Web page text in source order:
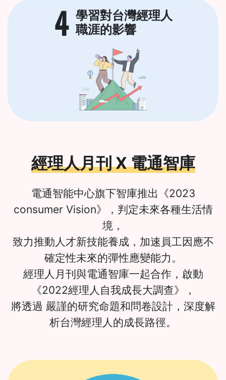
4 學習對台灣經理人
職涯的影響
經理人月刊 X 電通智庫
電通智能中心旗下智庫推出《2023
consumer Vision》，判定未來各種生活情
境，
致力推動人才新技能養成，加速員工因應不
確定性未來的彈性應變能力。
經理人月刊與電通智庫一起合作，啟動
《2022經理人自我成長大調查》，
將透過 嚴謹的研究命題和問卷設計，深度解
析台灣經理人的成長路徑。